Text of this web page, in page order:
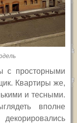
с просторными
Квартиры же,
и тесными.
вполне